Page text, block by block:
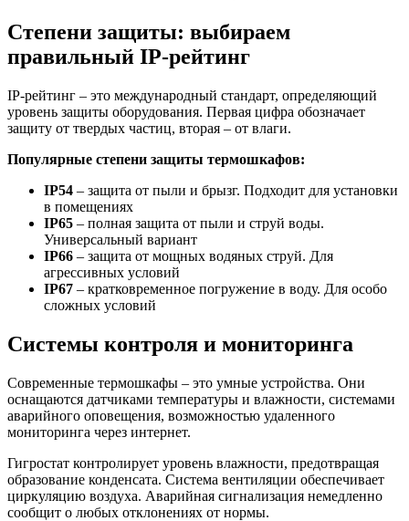
Степени защиты: выбираем
правильный IP-рейтинг
IP-рейтинг – это международный стандарт, определяющий
уровень защиты оборудования. Первая цифра обозначает
защиту от твердых частиц, вторая – от влаги.
Популярные степени защиты термошкафов:
IP54 – защита от пыли и брызг. Подходит для установки
в помещениях
IP65 – полная защита от пыли и струй воды.
Универсальный вариант
IP66 – защита от мощных водяных струй. Для
агрессивных условий
IP67 – кратковременное погружение в воду. Для особо
сложных условий
Системы контроля и мониторинга
Современные термошкафы – это умные устройства. Они
оснащаются датчиками температуры и влажности, системами
аварийного оповещения, возможностью удаленного
мониторинга через интернет.
Гигростат контролирует уровень влажности, предотвращая
образование конденсата. Система вентиляции обеспечивает
циркуляцию воздуха. Аварийная сигнализация немедленно
сообщит о любых отклонениях от нормы.